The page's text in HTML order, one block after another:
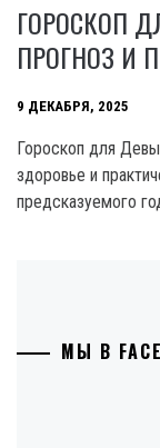
ГОРОСКОП
ПРОГНОЗ И
9 ДЕКАБРЯ, 2025
Гороскоп для
здоровье и
предсказуемого
МЫ В